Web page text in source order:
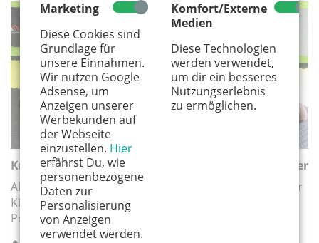
Marketing
Diese Cookies sind
Grundlage für
unsere Einnahmen.
Wir nutzen Google
Adsense, um
Anzeigen unserer
Werbekunden auf
der Webseite
einzustellen. Hier
erfährst Du, wie
personenbezogene
Daten zur
Personalisierung
von Anzeigen
verwendet werden.
Komfort/Externe
Medien
Diese Technologien
werden verwendet,
um dir ein besseres
Nutzungserlebnis
zu ermöglichen.
Krav Maga Kids | Selbstverteidigungskurs für Kinder
Alle Inhalte und Übungen sind speziell an das Alter der
Kinder angepasst und werden mit einer großen
Portion Spaß vermittelt.